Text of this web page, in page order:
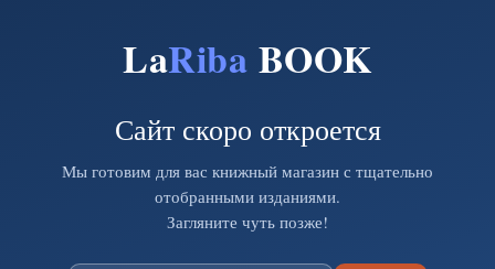
LaRiba BOOK
Сайт скоро откроется
Мы готовим для вас книжный магазин с тщательно
отобранными изданиями.
Загляните чуть позже!